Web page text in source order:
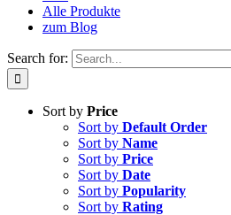
Alle Produkte
zum Blog
Search for:
Sort by Price
Sort by Default Order
Sort by Name
Sort by Price
Sort by Date
Sort by Popularity
Sort by Rating